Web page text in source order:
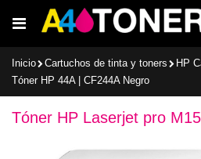
al
Inicio Cartuchos de tinta y toners
HP
Tóner HP 44A | CF244A Negro
Tóner HP Laserjet pro